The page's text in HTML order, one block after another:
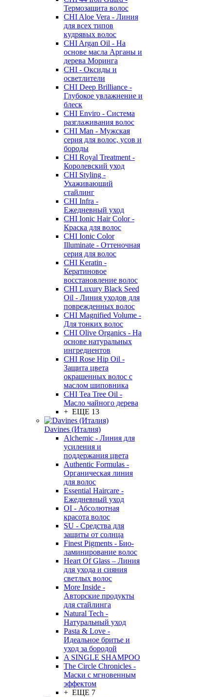
Термозащита волос
CHI Aloe Vera - Линия
для всех типов
кудрявых волос
CHI Argan Oil - На
основе масла Арганы и
дерева Моринга
CHI - Оксиды и
осветлители
CHI Deep Brilliance -
Глубокое увлажнение и
блеск
CHI Enviro - Система
разглаживания волос
CHI Man - Мужская
серия для волос, усов и
бороды
CHI Royal Treatment -
Королевский уход
CHI Styling -
Ухаживающий
стайлинг
CHI Infra -
Ежедневный уход
CHI Ionic Hair Color -
Краска для волос
CHI Ionic Color
Illuminate - Оттеночная
серия для волос
CHI Keratin -
Кератиновое
восстановление волос
CHI Luxury Black Seed
Oil - Линия уходов для
поврежденных волос
CHI Magnified Volume -
Для тонких волос
CHI Olive Organics - На
основе натуральных
ингредиентов
CHI Rose Hip Oil -
Защита цвета
окрашенных волос с
маслом шиповника
CHI Tea Tree Oil -
Масло чайного дерева
+ ЕЩЕ 13
Davines (Италия)
Alchemic - Линия для
усиления и
поддержания цвета
Authentic Formulas -
Органическая линия
для волос
Essential Haircare -
Eжедневный уход
OI - Абсолютная
красота волос
SU - Средства для
защиты от солнца
Finest Pigments - Био-
ламинирование волос
Heart Of Glass – Линия
для ухода и сияния
светлых волос
More Inside -
Авторские продукты
для стайлинга
Natural Tech -
Натуральный уход
Pasta & Love -
Идеальное бритье и
уход за бородой
A SINGLE SHAMPOO
The Circle Chronicles -
Маски с мгновенным
эффектом
+ ЕЩЕ 7